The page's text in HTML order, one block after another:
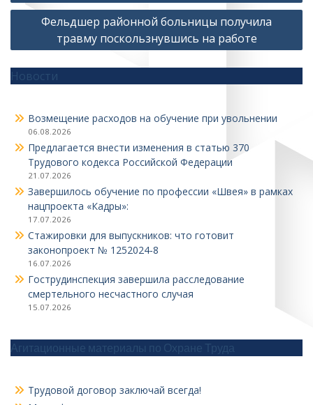
Фельдшер районной больницы получила
травму поскользнувшись на работе
Новости
Возмещение расходов на обучение при увольнении
06.08.2026
Предлагается внести изменения в статью 370
Трудового кодекса Российской Федерации
21.07.2026
Завершилось обучение по профессии «Швея» в рамках
нацпроекта «Кадры»:
17.07.2026
Стажировки для выпускников: что готовит
законопроект № 1252024‑8
16.07.2026
Гострудинспекция завершила расследование
смертельного несчастного случая
15.07.2026
Агитационные материалы по Охране Труда
Трудовой договор заключай всегда!